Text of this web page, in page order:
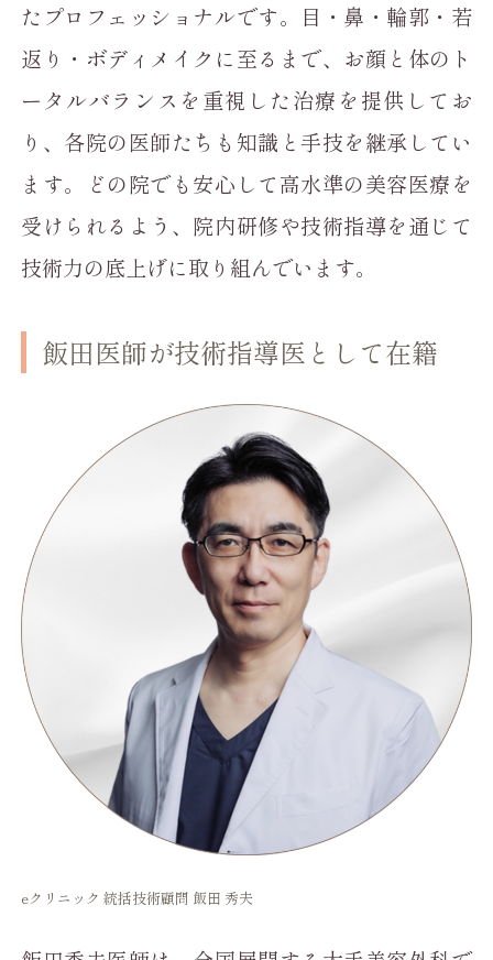
たプロフェッショナルです。目・鼻・輪郭・若
返り・ボディメイクに至るまで、お顔と体のト
ータルバランスを重視した治療を提供してお
り、各院の医師たちも知識と手技を継承してい
ます。どの院でも安心して高水準の美容医療を
受けられるよう、院内研修や技術指導を通じて
技術力の底上げに取り組んでいます。
飯田医師が技術指導医として在籍
eクリニック 統括技術顧問 飯田 秀夫